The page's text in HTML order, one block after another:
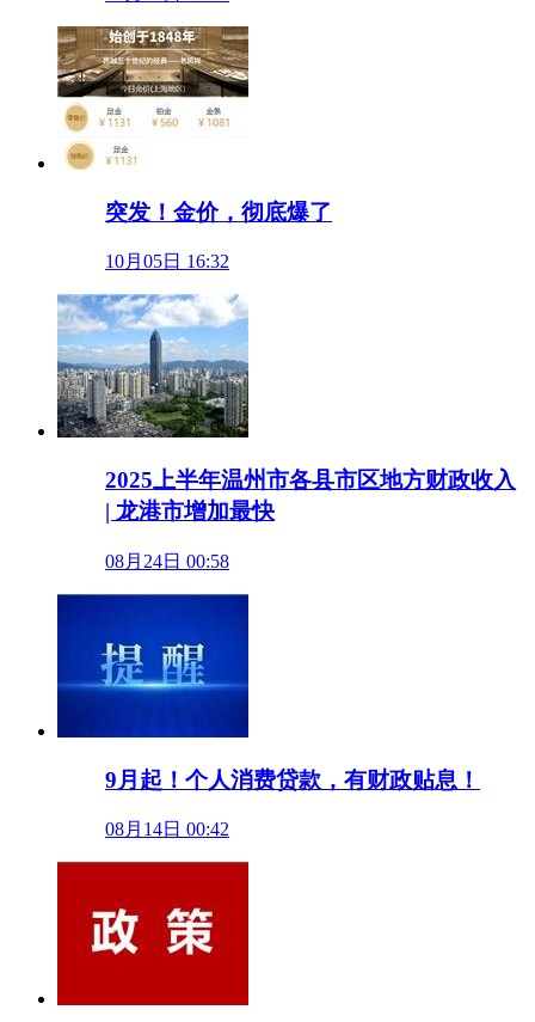
突发！金价，彻底爆了
10月05日 16:32
2025上半年温州市各县市区地方财政收入
| 龙港市增加最快
08月24日 00:58
9月起！个人消费贷款，有财政贴息！
08月14日 00:42